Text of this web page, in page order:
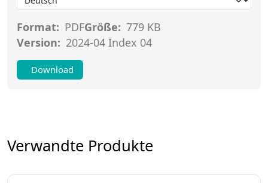
Format: PDFGröße: 779 KB
Version: 2024-04 Index 04
Download
Verwandte Produkte